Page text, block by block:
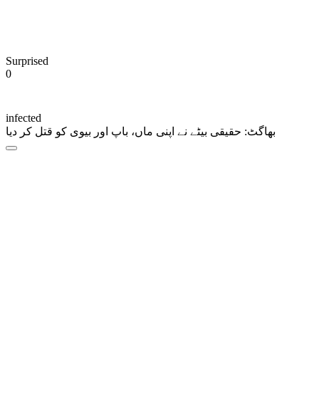
Surprised
0
infected
بھاگٹ: حقیقی بیٹے نے اپنی ماں، باپ اور بیوی کو قتل کر دیا